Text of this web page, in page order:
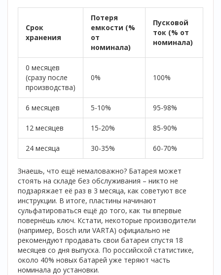
Срок
хранения
Потеря
емкости (%
от
номинала)
Пусковой
ток (% от
номинала)
0 месяцев
(сразу после
производства)
0% 100%
6 месяцев 5-10% 95-98%
12 месяцев 15-20% 85-90%
24 месяца 30-35% 60-70%
Знаешь, что ещё немаловажно? Батарея может
стоять на складе без обслуживания – никто не
подзаряжает её раз в 3 месяца, как советуют все
инструкции. В итоге, пластины начинают
сульфатироваться ещё до того, как ты впервые
повернёшь ключ. Кстати, некоторые производители
(например, Bosch или VARTA) официально не
рекомендуют продавать свои батареи спустя 18
месяцев со дня выпуска. По российской статистике,
около 40% новых батарей уже теряют часть
номинала до установки.